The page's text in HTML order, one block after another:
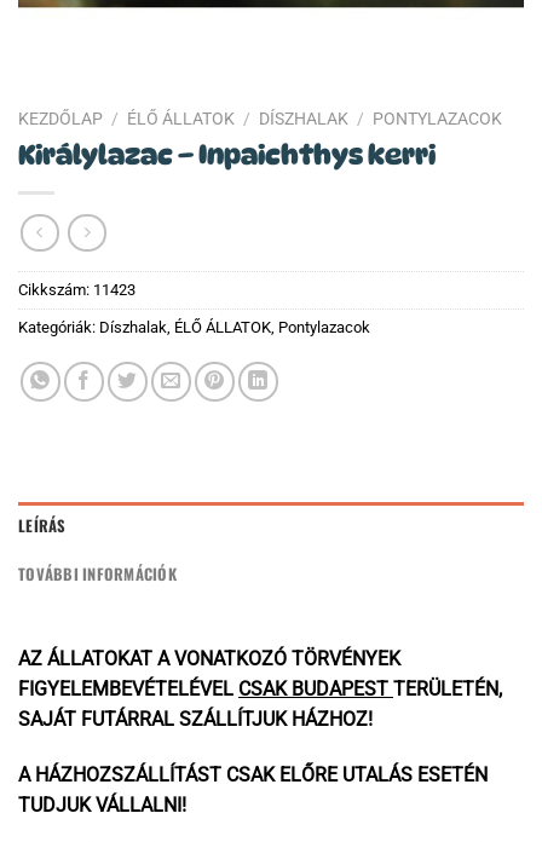
KEZDŐLAP / ÉLŐ ÁLLATOK / DÍSZHALAK / PONTYLAZACOK
Királylazac – Inpaichthys kerri
Cikkszám: 11423
Kategóriák: Díszhalak, ÉLŐ ÁLLATOK, Pontylazacok
LEÍRÁS
TOVÁBBI INFORMÁCIÓK
AZ ÁLLATOKAT A VONATKOZÓ TÖRVÉNYEK
FIGYELEMBEVÉTELÉVEL CSAK BUDAPEST TERÜLETÉN,
SAJÁT FUTÁRRAL SZÁLLÍTJUK HÁZHOZ!
A HÁZHOZSZÁLLÍTÁST CSAK ELŐRE UTALÁS ESETÉN
TUDJUK VÁLLALNI!